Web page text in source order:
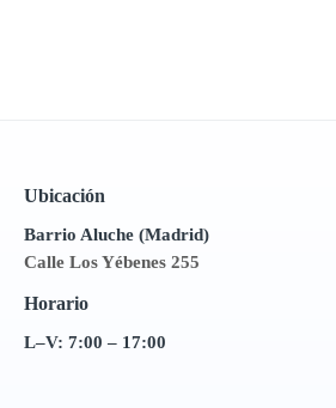
Ubicación
Barrio Aluche (Madrid)
Calle Los Yébenes 255
Horario
L–V: 7:00 – 17:00